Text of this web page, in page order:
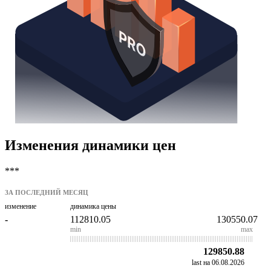
Изменения динамики цен
***
ЗА ПОСЛЕДНИЙ МЕСЯЦ
изменение
-
динамика цены
112810.05
min
130550.07
max
129850.88
last на 06.08.2026